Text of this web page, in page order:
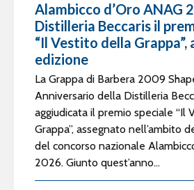
Alambicco d’Oro ANAG
Distilleria Beccaris il
“Il Vestito della Grappa”,
edizione
La Grappa di Barbera 2009
Anniversario della Distilleria
aggiudicata il premio speciale “Il
Grappa”, assegnato nell’ambito
del concorso nazionale
2026. Giunto quest’anno...